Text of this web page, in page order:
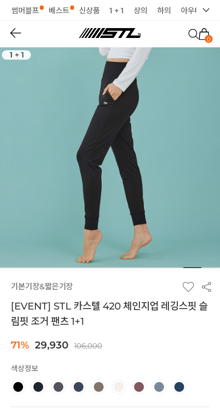
썸머블프 베스트 신상품 1 + 1 상의 하의 아우터
0
기본기장&짧은기장
[EVENT] STL 카스텔 420 체인지업 레깅스핏 슬
림핏 조거 팬츠 1+1
71% 29,930 106,000
색상정보